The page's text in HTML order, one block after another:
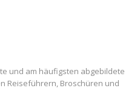
und am häufigsten abgebildete
Reiseführern, Broschüren und